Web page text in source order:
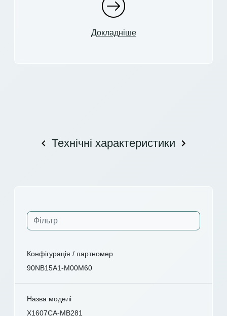
Докладніше
Технічні характеристики
Конфігурація / партномер
90NB15A1-M00M60
Назва моделі
X1607CA-MB281